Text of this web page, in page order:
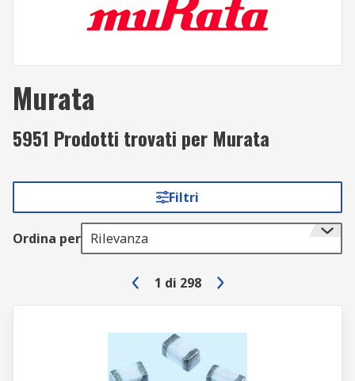
Murata
5951 Prodotti trovati per Murata
Filtri
Ordina per Rilevanza
1 di 298